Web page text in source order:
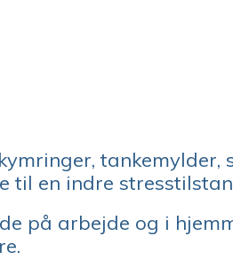
tankemylder,
til en indre
på arbejde og i